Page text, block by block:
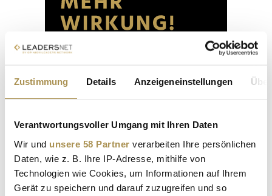
Zustimmung Details Anzeigeneinstellungen
Verantwortungsvoller Umgang mit Ihren Daten
Wir und unsere 58 Partner verarbeiten Ihre persönlichen
Daten, wie z. B. Ihre IP-Adresse, mithilfe von
Technologien wie Cookies, um Informationen auf Ihrem
Gerät zu speichern und darauf zuzugreifen und so